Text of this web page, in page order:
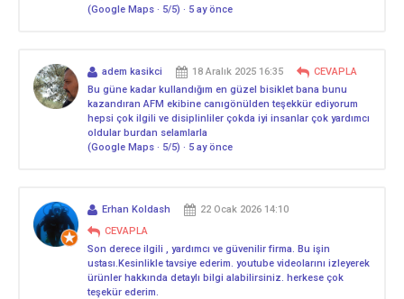
(Google Maps · 5/5) · 5 ay önce
adem kasikci 18 Aralık 2025 16:35
CEVAPLA
Bu güne kadar kullandığım en güzel bisiklet bana bunu
kazandıran AFM ekibine canıgönülden teşekkür ediyorum
hepsi çok ilgili ve disiplinliler çokda iyi insanlar çok yardımcı
oldular burdan selamlarla
(Google Maps · 5/5) · 5 ay önce
Erhan Koldash
22 Ocak 2026 14:10
CEVAPLA
Son derece ilgili , yardımcı ve güvenilir firma. Bu işin
ustası.Kesinlikle tavsiye ederim. youtube videolarını izleyerek
ürünler hakkında detaylı bilgi alabilirsiniz. herkese çok
teşekür ederim.